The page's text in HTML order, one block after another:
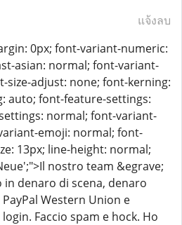
แจ้งลบ
0px; font-variant-numeric:
asian: normal; font-variant-
adjust: none; font-kerning:
auto; font-feature-settings:
normal; font-variant-
emoji: normal; font-
13px; line-height: normal;
nostro team &egrave;
denaro di scena, denaro
Western Union e
Faccio spam e hock. Ho